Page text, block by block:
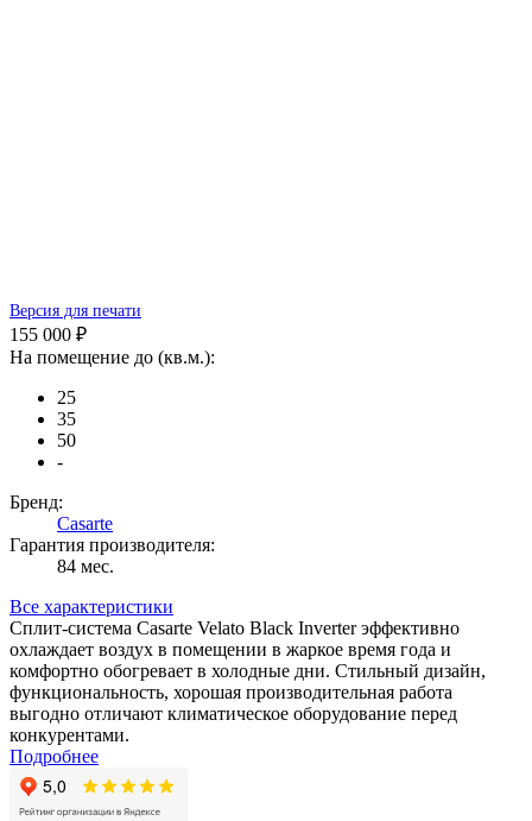
Версия для печати
155 000 ₽
На помещение до (кв.м.):
25
35
50
-
Бренд:
Casarte
Гарантия производителя:
84 мес.
Все характеристики
Сплит-система Casarte Velato Black Inverter эффективно
охлаждает воздух в помещении в жаркое время года и
комфортно обогревает в холодные дни. Стильный дизайн,
функциональность, хорошая производительная работа
выгодно отличают климатическое оборудование перед
конкурентами.
Подробнее